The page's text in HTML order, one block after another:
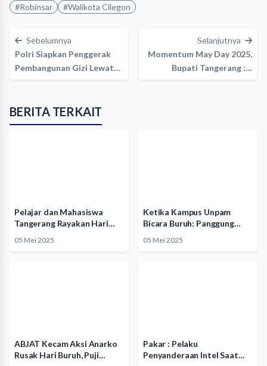
#Robinsar #Walikota Cilegon
Sebelumnya
Polri Siapkan Penggerak
Pembangunan Gizi Lewat
Selanjutnya
Momentum May Day 2025,
Bupati Tangerang :…
BERITA TERKAIT
Pelajar dan Mahasiswa
Tangerang Rayakan Hari
Buruh dengan…
05 Mei 2025
Ketika Kampus Unpam
Bicara Buruh: Panggung
Edukasi dan…
05 Mei 2025
ABJAT Kecam Aksi Anarko
Rusak Hari Buruh, Puji…
Pakar : Pelaku
Penyanderaan Intel Saat